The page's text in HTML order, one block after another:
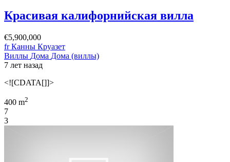
Красивая калифорнийская вилла
€5,900,000
fr Канны Круазет
Виллы Дома Дома (виллы)
7 лет назад
<![CDATA[]]>
400 m2
7
3